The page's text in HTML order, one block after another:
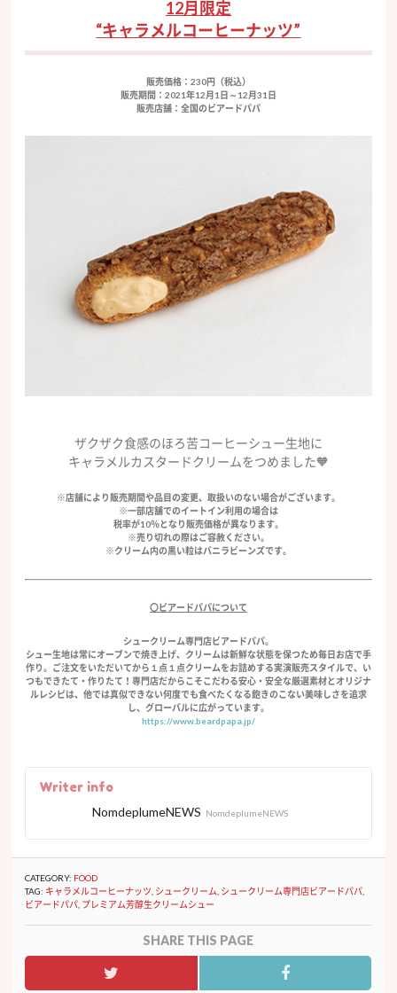
12月限定
“キャラメルコーヒーナッツ”
販売価格：230円（税込）
販売期間：2021年12月1日～12月31日
販売店舗：全国のビアードパパ
ザクザク食感のほろ苦コーヒーシュー生地に
キャラメルカスタードクリームをつめました🧡
※店舗により販売期間や品目の変更、取扱いのない場合がございます。
※一部店舗でのイートイン利用の場合は
税率が10％となり販売価格が異なります。
※売り切れの際はご容赦ください。
※クリーム内の黒い粒はバニラビーンズです。
〇ビアードパパについて
シュークリーム専門店ビアードパパ。
シュー生地は常にオーブンで焼き上げ、クリームは新鮮な状態を保つため毎日お店で手
作り。ご注文をいただいてから１点１点クリームをお詰めする実演販売スタイルで、い
つもできたて・作りたて！専門店だからこそこだわる安心・安全な厳選素材とオリジナ
ルレシピは、他では真似できない何度でも食べたくなる飽きのこない美味しさを追求
し、グローバルに広がっています。
https://www.beardpapa.jp/
Writer info
NomdeplumeNEWS NomdeplumeNEWS
CATEGORY: FOOD
TAG: キャラメルコーヒーナッツ シュークリーム シュークリーム専門店ビアードパパ
ビアードパパ プレミアム芳醇生クリームシュー
SHARE THIS PAGE